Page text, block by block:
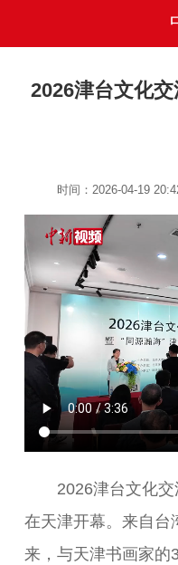
2026津台文化
时间：2026-04-19
2026津台文化交
在天津开幕。来自台
来，与天津书画家的